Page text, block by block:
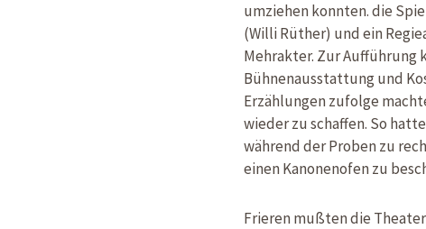
umziehen konnten. die
(Willi Rüther) und ein
Mehrakter. Zur Aufführung
Bühnenausstattung und
Erzählungen zufolge
wieder zu schaffen. So
während der Proben zu
einen Kanonenofen zu
Frieren mußten die